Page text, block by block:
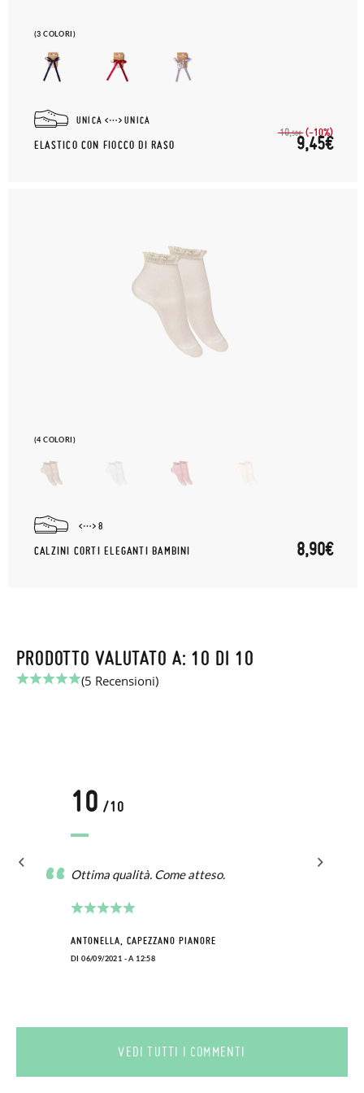
(3 COLORI)
UNICA UNICA
ELASTICO CON FIOCCO DI RASO
10,50€ (-10%)
9,45€
(4 COLORI)
8
CALZINI CORTI ELEGANTI BAMBINI 8,90€
PRODOTTO VALUTATO A: 10 DI 10
(5 Recensioni)
10 /10
Ottima qualità. Come atteso.
ANTONELLA, CAPEZZANO PIANORE
DI 06/09/2021 - A 12:58
VEDI TUTTI I COMMENTI